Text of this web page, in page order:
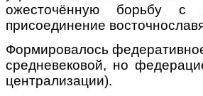
ожесточённую борьбу с
присоединение
Формировалось
средневековой, но
централизации).